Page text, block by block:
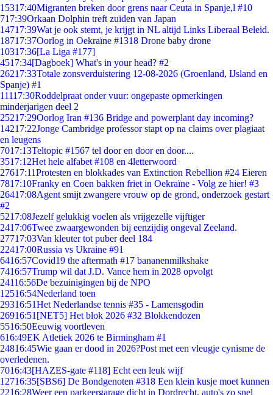
15317:40Migranten breken door grens naar Ceuta in Spanje,l #10
717:39Orkaan Dolphin treft zuiden van Japan
14717:39Wat je ook stemt, je krijgt in NL altijd Links Liberaal Beleid.
18717:37Oorlog in Oekraïne #1318 Drone baby drone
10317:36[La Liga #177]
4517:34[Dagboek] What's in your head? #2
26217:33Totale zonsverduistering 12-08-2026 (Groenland, IJsland en
Spanje) #1
11117:30Roddelpraat onder vuur: ongepaste opmerkingen
minderjarigen deel 2
25217:29Oorlog Iran #136 Bridge and powerplant day incoming?
14217:22Jonge Cambridge professor stapt op na claims over plagiaat
en leugens
7017:13Teltopic #1567 tel door en door en door....
3517:12Het hele alfabet #108 en 4letterwoord
27617:11Protesten en blokkades van Extinction Rebellion #24 Eieren
7817:10Franky en Coen bakken friet in Oekraïne - Volg ze hier! #3
26417:08Agent smijt zwangere vrouw op de grond, onderzoek gestart
#2
5217:08Jezelf gelukkig voelen als vrijgezelle vijftiger
2417:06Twee zwaargewonden bij eenzijdig ongeval Zeeland.
27717:03Van kleuter tot puber deel 184
22417:00Russia vs Ukraine #91
6416:57Covid19 the aftermath #17 bananenmilkshake
7416:57Trump wil dat J.D. Vance hem in 2028 opvolgt
24116:56De bezuinigingen bij de NPO
12516:54Nederland toen
29316:51Het Nederlandse tennis #35 - Lamensgodin
26916:51 [NET5] Het blok 2026 #32 Blokkendozen
5516:50Eeuwig voortleven
616:49EK Atletiek 2026 te Birmingham #1
24816:45Wie gaan er dood in 2026?Post met een vleugje cynisme de
overledenen.
7016:43[HAZES-gate #118] Echt een leuk wijf
12716:35[SBS6] De Bondgenoten #318 Een klein kusje moet kunnen
2216:28Weer een parkeergarage dicht in Dordrecht, auto's zo snel